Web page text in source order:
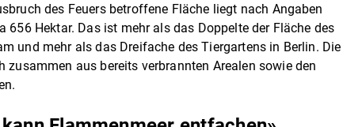
des Feuers betroffene Fläche liegt nach Angaben
656 Hektar. Das ist mehr als das Doppelte der Fläche des
und mehr als das Dreifache des Tiergartens in Berlin. Die
zusammen aus bereits verbrannten Arealen sowie den